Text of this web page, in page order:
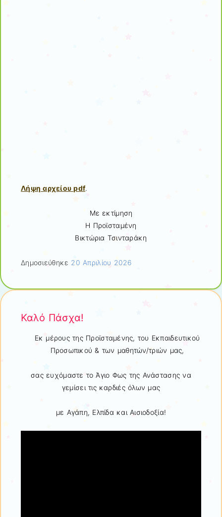
Λήψη αρχείου pdf.
Με εκτίμηση
Η Προϊσταμένη
Βικτώρια Τσινταράκη
Δημοσιεύθηκε 20 Απριλίου 2026
Καλό Πάσχα!
Εκ μέρους της Προϊσταμένης, του Εκπαιδευτικού
Προσωπικού & των μαθητών/τριών μας,
σας ευχόμαστε το Άγιο Φως της Ανάστασης να
γεμίσει τις καρδιές όλων μας
με Αγάπη, Ελπίδα και Αισιοδοξία!